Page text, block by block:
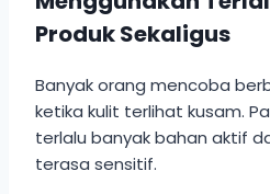
Produk Sekaligus
Banyak orang mencoba
ketika kulit terlihat kusam.
terlalu banyak bahan aktif
terasa sensitif.